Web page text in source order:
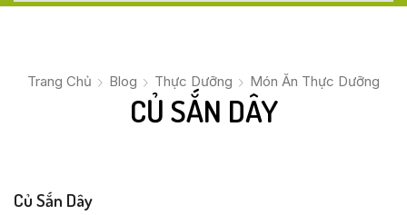
Trang Chủ Blog Thực Dưỡng Món Ăn Thực Dưỡng
CỦ SẮN DÂY
Củ Sắn Dây